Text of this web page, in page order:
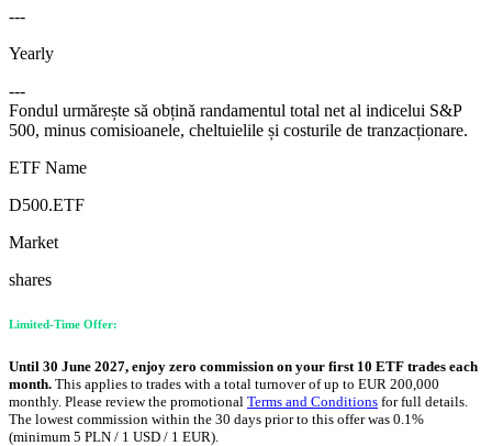
---
Yearly
---
Fondul urmărește să obțină randamentul total net al indicelui S&P
500, minus comisioanele, cheltuielile și costurile de tranzacționare.
ETF Name
D500.ETF
Market
shares
Limited-Time Offer:
Until 30 June 2027, enjoy zero commission on your first 10 ETF trades each
month. This applies to trades with a total turnover of up to EUR 200,000
monthly. Please review the promotional Terms and Conditions for full details.
The lowest commission within the 30 days prior to this offer was 0.1%
(minimum 5 PLN / 1 USD / 1 EUR).